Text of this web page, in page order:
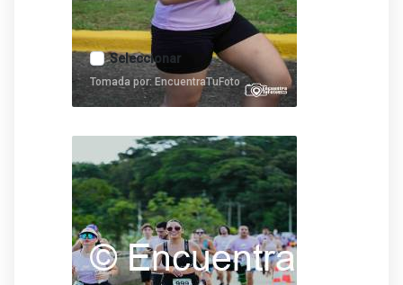
Seleccionar
Tomada por: EncuentraTuFoto